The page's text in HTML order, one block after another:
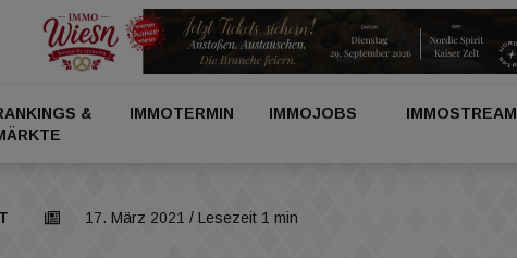
&
IMMOTERMIN IMMOJOBS IMMOSTREAM
17. März 2021 / Lesezeit 1 min